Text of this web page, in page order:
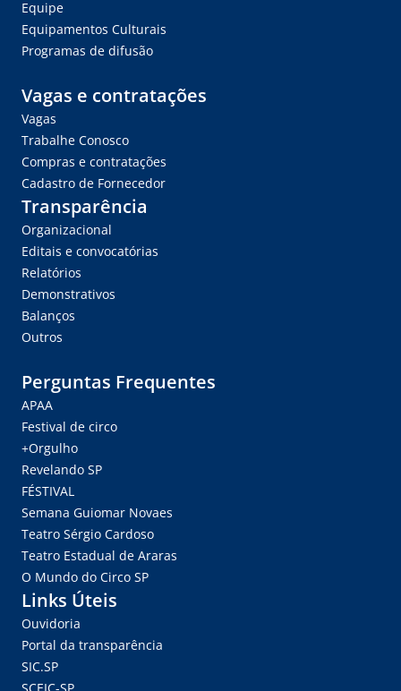
Equipe
Equipamentos Culturais
Programas de difusão
Vagas e contratações
Vagas
Trabalhe Conosco
Compras e contratações
Cadastro de Fornecedor
Transparência
Organizacional
Editais e convocatórias
Relatórios
Demonstrativos
Balanços
Outros
Perguntas Frequentes
APAA
Festival de circo
+Orgulho
Revelando SP
FÉSTIVAL
Semana Guiomar Novaes
Teatro Sérgio Cardoso
Teatro Estadual de Araras
O Mundo do Circo SP
Links Úteis
Ouvidoria
Portal da transparência
SIC.SP